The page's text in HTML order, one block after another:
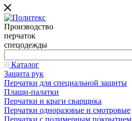
Производство
перчаток
спецодежды
Каталог
Защита рук
Перчатки для специальной защиты
Плащи-палатки
Перчатки и краги сварщика
Перчатки одноразовые и смотровые
Перчатки с полимерным покрытием